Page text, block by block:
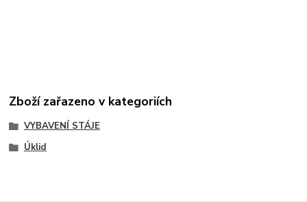
Zboží zařazeno v kategoriích
VYBAVENÍ STÁJE
Úklid